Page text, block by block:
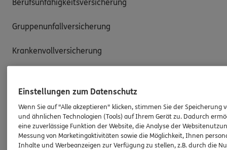
Berufsunfähigkeitsversicherung
Gruppenunfallversicherung
Krankenvollversicherung
Zahnversicherungen
Kfz-Versicherung
Einstellungen zum Datenschutz
Wenn Sie auf "Alle akzeptieren" klicken, stimmen Sie der Speicherung
und ähnlichen Technologien (Tools) auf Ihrem Gerät zu. Dadurch
eine zuverlässige Funktion der Website, die Analyse der
Messung von Marketingaktivitäten sowie die Möglichkeit, Ihnen
Inhalte und Werbeanzeigen zur Verfügung zu stellen, z.B. durch die